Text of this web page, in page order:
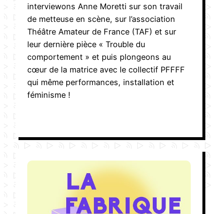
interviewons Anne Moretti sur son travail
de metteuse en scène, sur l’association
Théâtre Amateur de France (TAF) et sur
leur dernière pièce « Trouble du
comportement » et puis plongeons au
cœur de la matrice avec le collectif PFFFF
qui même performances, installation et
féminisme !